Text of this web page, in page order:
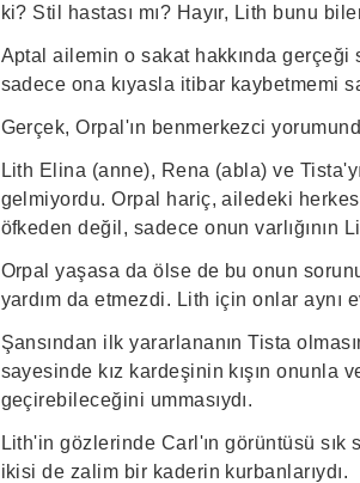
ki? Stil hastası mı? Hayır, Lith bunu
Aptal ailemin o sakat hakkında
sadece ona kıyasla itibar kaybetmemi
Gerçek, Orpal'ın benmerkezci
Lith Elina (anne), Rena (abla) ve
gelmiyordu. Orpal hariç, ailedeki
öfkeden değil, sadece onun varlığının
Orpal yaşasa da ölse de bu onun
yardım da etmezdi. Lith için onlar aynı
Şansından ilk yararlananın Tista
sayesinde kız kardeşinin kışın onunla
geçirebileceğini ummasıydı.
Lith'in gözlerinde Carl'ın görüntüsü sık
ikisi de zalim bir kaderin kurbanlarıydı.